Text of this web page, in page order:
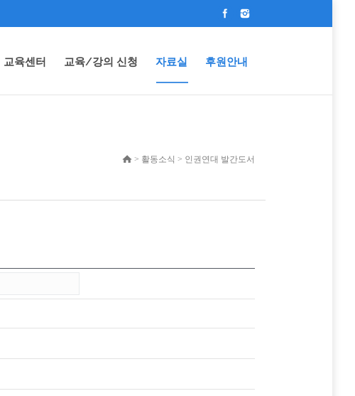
교육센터 교육/강의 신청 자료실 후원안내
> 활동소식 > 인권연대 발간도서